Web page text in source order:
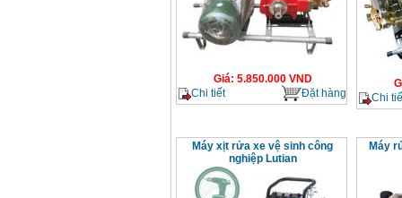
Giá: 5.850.000VND
Chi tiết
Đặt hàng
Chi
Máy xịt rửa xe vệ sinh công
nghiệp Lutian
Máy